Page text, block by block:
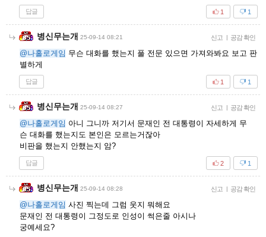
답글 1
1
병신무는개 25-09-14 08:21 신고 | 공감 확인
@나홀로게임 무슨 대화를 했는지 풀 전문 있으면 가져와봐요 보고 판
별하게
답글 1
1
병신무는개 25-09-14 08:27 신고 | 공감 확인
@나홀로게임 아니 그니까 저기서 문재인 전 대통령이 자세하게 무
슨 대화를 했는지도 본인은 모르는거잖아
비판을 했는지 안했는지 암?
답글 1
2
병신무는개 25-09-14 08:28 신고 | 공감 확인
@나홀로게임 사진 찍는데 그럼 웃지 뭐해요
문재인 전 대통령이 그정도로 인성이 썩은줄 아시나
궁예세요?